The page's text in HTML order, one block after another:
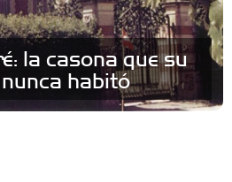
la casona que su
habitó